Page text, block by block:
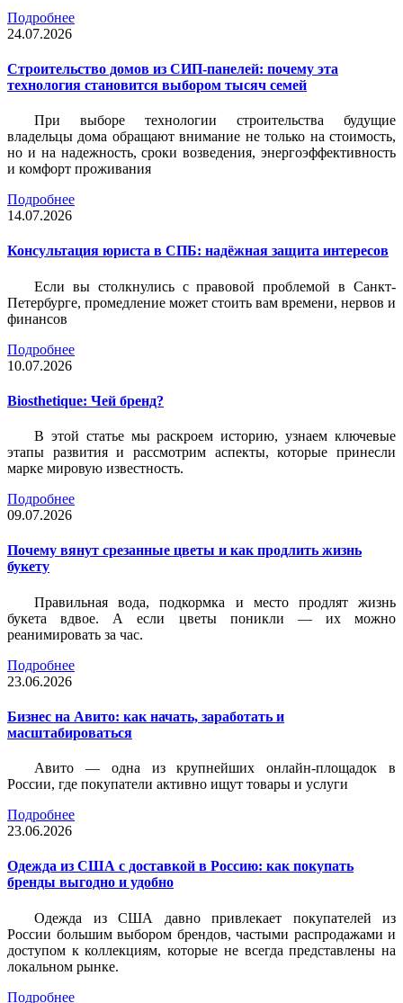
Подробнее
24.07.2026
Строительство домов из СИП-панелей: почему эта
технология становится выбором тысяч семей
При выборе технологии строительства будущие
владельцы дома обращают внимание не только на стоимость,
но и на надежность, сроки возведения, энергоэффективность
и комфорт проживания
Подробнее
14.07.2026
Консультация юриста в СПБ: надёжная защита интересов
Если вы столкнулись с правовой проблемой в Санкт-
Петербурге, промедление может стоить вам времени, нервов и
финансов
Подробнее
10.07.2026
Biosthetique: Чей бренд?
В этой статье мы раскроем историю, узнаем ключевые
этапы развития и рассмотрим аспекты, которые принесли
марке мировую известность.
Подробнее
09.07.2026
Почему вянут срезанные цветы и как продлить жизнь
букету
Правильная вода, подкормка и место продлят жизнь
букета вдвое. А если цветы поникли — их можно
реанимировать за час.
Подробнее
23.06.2026
Бизнес на Авито: как начать, заработать и
масштабироваться
Авито — одна из крупнейших онлайн-площадок в
России, где покупатели активно ищут товары и услуги
Подробнее
23.06.2026
Одежда из США с доставкой в Россию: как покупать
бренды выгодно и удобно
Одежда из США давно привлекает покупателей из
России большим выбором брендов, частыми распродажами и
доступом к коллекциям, которые не всегда представлены на
локальном рынке.
Подробнее